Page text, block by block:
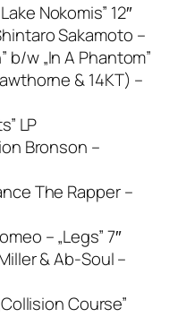
Nokomis” 12″
Sakamoto –
b/w „In A Phantom”
& 14KT) –
LP
Bronson –
The Rapper –
– „Legs” 7″
& Ab-Soul –
Course”